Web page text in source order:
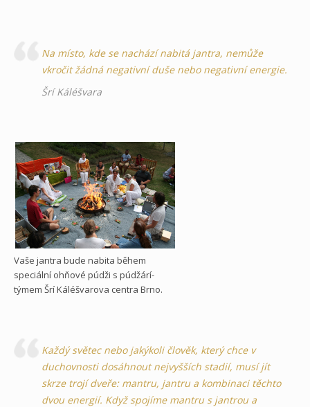
Na místo, kde se nachází nabitá jantra, nemůže
vkročit žádná negativní duše nebo negativní energie.
Šrí Káléšvara
Vaše jantra bude nabita během
speciální ohňové púdži s púdžárí-
týmem Šrí Káléšvarova centra Brno.
Každý světec nebo jakýkoli člověk, který chce v
duchovnosti dosáhnout nejvyšších stadií, musí jít
skrze trojí dveře: mantru, jantru a kombinaci těchto
dvou energií. Když spojíme mantru s jantrou a